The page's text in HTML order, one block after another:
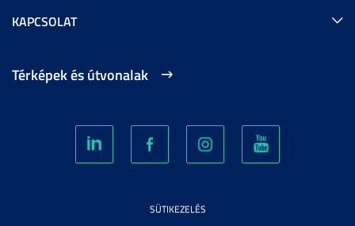
KAPCSOLAT
Térképek és útvonalak
SÜTIKEZELÉS